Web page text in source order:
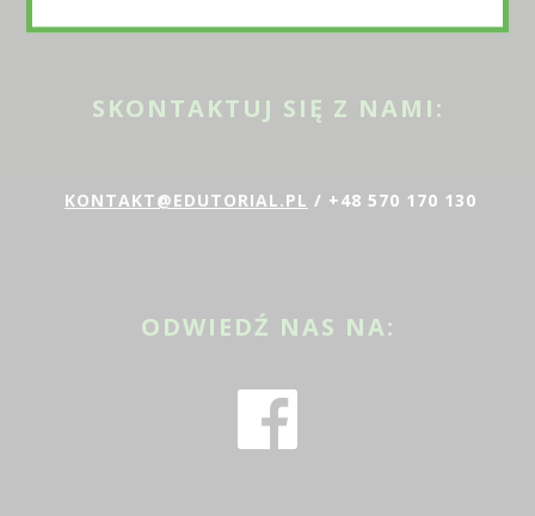
SKONTAKTUJ SIĘ Z NAMI:
KONTAKT@EDUTORIAL.PL / +48 570 170 130
ODWIEDŹ NAS NA: